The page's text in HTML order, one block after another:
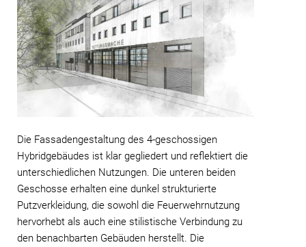
Die Fassadengestaltung des 4-geschossigen
Hybridgebäudes ist klar gegliedert und reflektiert die
unterschiedlichen Nutzungen. Die unteren beiden
Geschosse erhalten eine dunkel strukturierte
Putzverkleidung, die sowohl die Feuerwehrnutzung
hervorhebt als auch eine stilistische Verbindung zu
den benachbarten Gebäuden herstellt. Die